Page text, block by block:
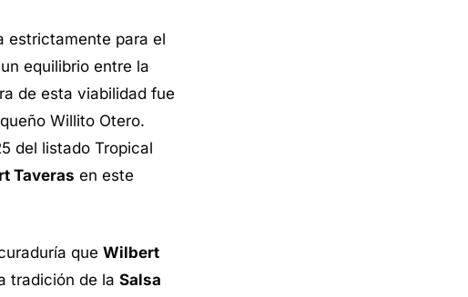
estrictamente para el
equilibrio entre la
de esta viabilidad fue
Willito Otero.
del listado Tropical
Taveras en este
que Wilbert
tradición de la Salsa